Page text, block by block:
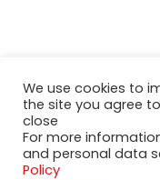
We use cookies to
the site you agree
close
For more
and personal data
Policy